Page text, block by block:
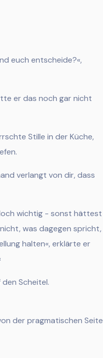
euch entscheide?«,
er das noch gar nicht
Stille in der Küche,
verlangt von dir, dass
wichtig - sonst hättest
was dagegen spricht,
halten«, erklärte er
Scheitel.
der pragmatischen Seite